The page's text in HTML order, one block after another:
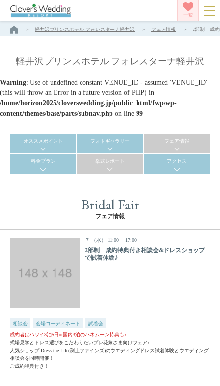
一覧
軽井沢プリンスホテル フォレスターナ軽井沢 フェア情報 2部制 成約
軽井沢プリンスホテル フォレスターナ軽井沢
Warning: Use of undefined constant VENUE_ID - assumed 'VENUE_ID'
(this will throw an Error in a future version of PHP) in
/home/horizon2025/cloverswedding.jp/public_html/fwp/wp-
content/themes/base/parts/subnav.php on line 99
オススメポイント フォトギャラリー フェア情報
料金プラン 挙式レポート アクセス
Bridal Fair
フェア情報
７ （水） 11:00 17:00
2部制 成約特典付き相談会&ドレスショップ
で試着体験♪
相談会 会場コーディネート 試着会
成約者はハワイ3泊5日or国内3泊のハネムーン特典も♪
式場見学とドレス選びをこだわりたいプレ花嫁さま向けフェア♪
人気ショップ Dress the Life(渕上ファインズ)のウエディングドレス試着体験とウエディング
相談会を同時開催！
ご成約特典付き！